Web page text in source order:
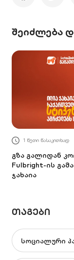
შეიძლება
1 წუთი წასაკითხად
გზა გალიდან
Fulbright-ის
ჯახაია
ᲗᲐᲒᲔᲑᲘ
სოციალური